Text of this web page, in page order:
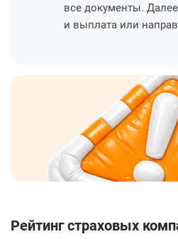
все документы.
и выплата или
Рейтинг страховых